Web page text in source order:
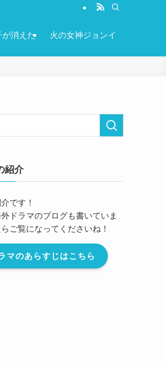
が消えた 火の女神ジョンイ
紹介
です！
ドラマのブログも書いていま
ご覧になってくださいね！
マのあらすじはこちら